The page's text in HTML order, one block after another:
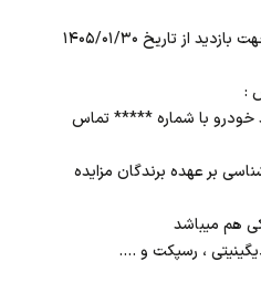
متقاضیان محترم می توانند جهت بازدید از تاریخ ۱۴۰۵/۰۱/۳۰
خودرو با شماره ***** تماس
بر عهده برندگان مزایده
هم میباشد
، رسپکت و ....